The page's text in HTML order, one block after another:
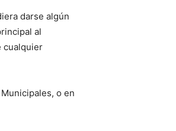
darse algún
al
cualquier
o en